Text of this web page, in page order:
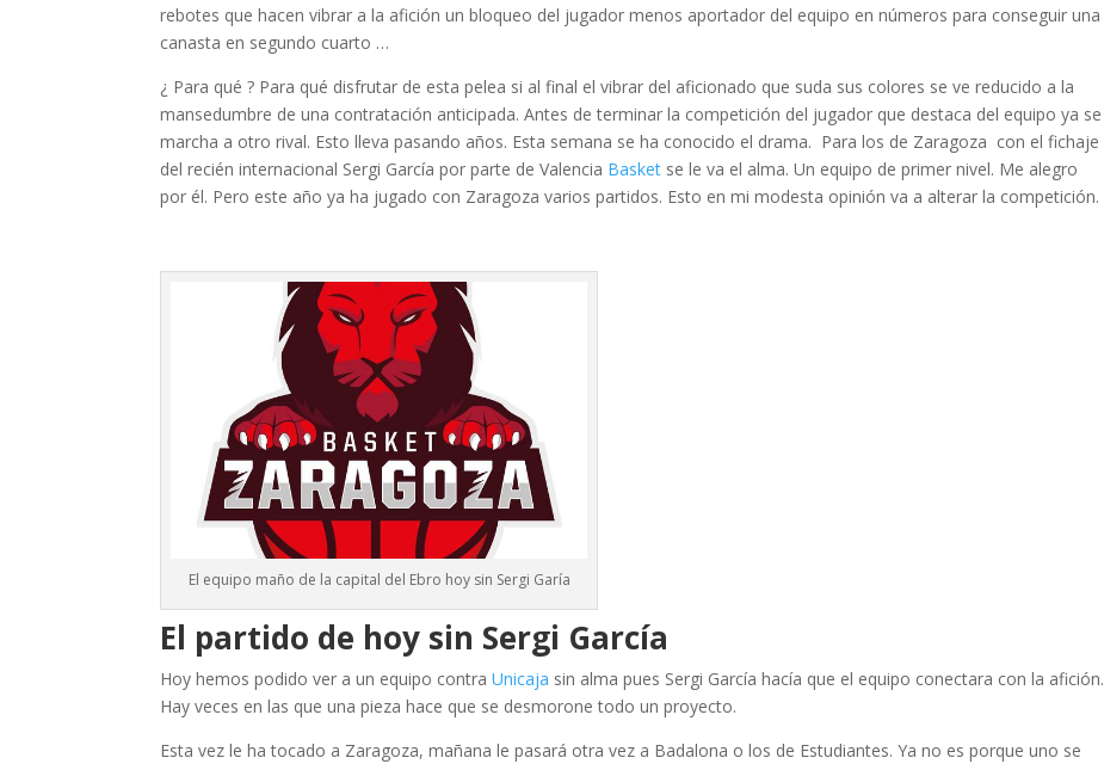
rebotes que hacen vibrar a la afición un bloqueo del jugador menos aportador del equipo en números para conseguir una
canasta en segundo cuarto …
¿ Para qué ? Para qué disfrutar de esta pelea si al final el vibrar del aficionado que suda sus colores se ve reducido a la
mansedumbre de una contratación anticipada. Antes de terminar la competición del jugador que destaca del equipo ya se
marcha a otro rival. Esto lleva pasando años. Esta semana se ha conocido el drama. Para los de Zaragoza con el fichaje
del recién internacional Sergi García por parte de Valencia Basket se le va el alma. Un equipo de primer nivel. Me alegro
por él. Pero este año ya ha jugado con Zaragoza varios partidos. Esto en mi modesta opinión va a alterar la competición.
El equipo maño de la capital del Ebro hoy sin Sergi Garía
El partido de hoy sin Sergi García
Hoy hemos podido ver a un equipo contra Unicaja sin alma pues Sergi García hacía que el equipo conectara con la afición.
Hay veces en las que una pieza hace que se desmorone todo un proyecto.
Esta vez le ha tocado a Zaragoza, mañana le pasará otra vez a Badalona o los de Estudiantes. Ya no es porque uno se